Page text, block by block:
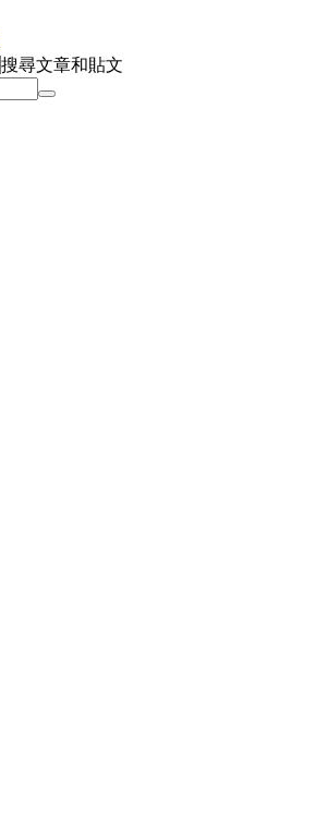
搜尋文章和貼文